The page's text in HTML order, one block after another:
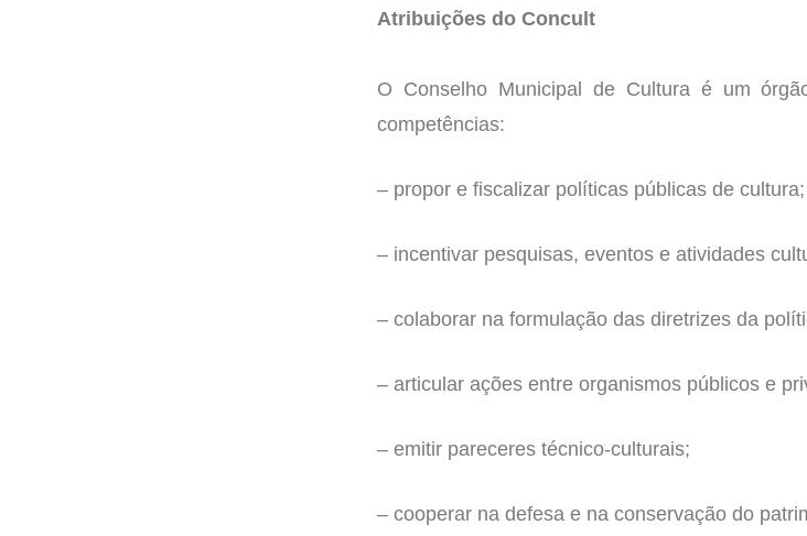
Atribuições do Concult
O Conselho Municipal de Cultura é um
competências:
– propor e fiscalizar políticas públicas de cultura;
– incentivar pesquisas, eventos e atividades
– colaborar na formulação das diretrizes da
– articular ações entre organismos públicos e
– emitir pareceres técnico-culturais;
– cooperar na defesa e na conservação do